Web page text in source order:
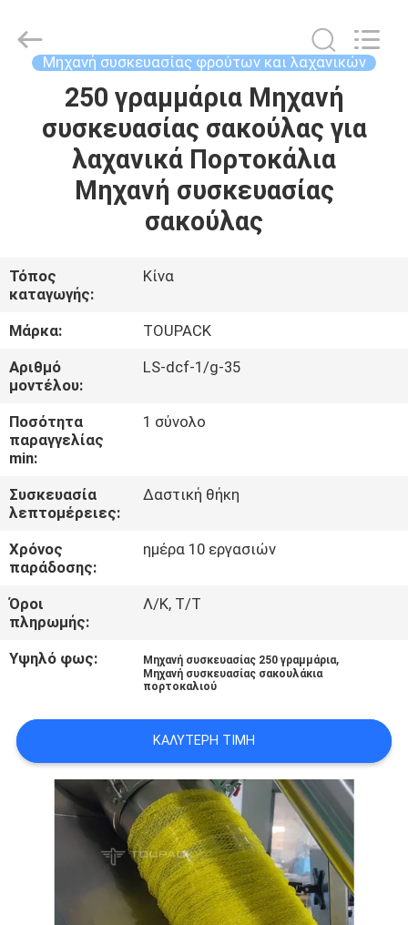
ΠΡΟΪΌΝΤΑ
ΕΜΆΣ
ΞΕΝΆΓΗΣΗ
ΣΤΟ
ΕΡΓΟΣΤΆΣΙΟ
ΠΟΙΟΤΙΚΌΣ
ΈΛΕΓΧΟΣ
ΕΠΙΚΟΙΝΩΝΉΣΤΕ
ΜΑΖΊ
ΜΑΣ
ΝΈΑ
ΥΠΟΘΈΣΕΙΣ
ΖΗΤΉΣΤΕ
ΜΙΑ
ΠΡΟΣΦΟΡΆ
EQUIPMENT
Μηχανή συσκευασίας φρούτων και λαχανικών
250 γραμμάρια Μηχανή
συσκευασίας σακούλας για
λαχανικά Πορτοκάλια
Μηχανή συσκευασίας
σακούλας
Τόπος
καταγωγής:
Κίνα
Μάρκα:
TOUPACK
Αριθμό
μοντέλου:
LS-dcf-1/g-35
Ποσότητα
παραγγελίας
min:
1 σύνολο
Συσκευασία
λεπτομέρειες:
Δαστική θήκη
Χρόνος
παράδοσης:
ημέρα 10 εργασιών
Όροι
πληρωμής:
Λ/Κ, Τ/Τ
Υψηλό φως: Μηχανή συσκευασίας 250 γραμμάρια,
Μηχανή συσκευασίας σακουλάκια
πορτοκαλιού
ΚΑΛΎΤΕΡΗ ΤΙΜΉ